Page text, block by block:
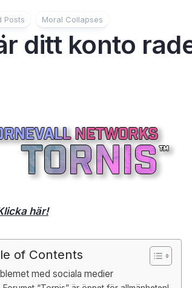
Posts Moral Collapses
ditt konto
här!
of Contents
med sociala medier